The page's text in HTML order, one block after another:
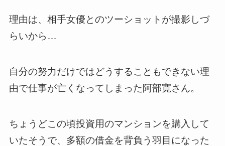
理由は、相手女優とのツーショットが撮影しづ
らいから…
自分の努力だけではどうすることもできない理
由で仕事が亡くなってしまった阿部寛さん。
ちょうどこの頃投資用のマンションを購入して
いたそうで、多額の借金を背負う羽目になった